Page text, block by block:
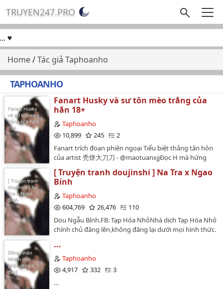
TRUYEN247.PRO
♥
Home/Tác giả Taphoanho
TAPHOANHO
Fanart Husky và sư tôn mèo trắng của
hắn 18+
Taphoanho
10,899
245
2
Fanart trích đoạn phiên ngoại Tiểu biệt thắng tân hôn
của artist 秃饼大刀刀 - @maotuanxjjĐọc H mà hứng
Ziahia nên ai đọc mà bị ám ảnh thì cứ rủa nó nhá!Link
full ko che:
http://taphoanho.home.blog/2020/03/30/husky-va-su-
ton-meo-trang-cua-han-tieu-biet-thang-tan-hon-
Thả ❤ cho artist tại: twitter.com/maotuanxjjTrans:
ÉEdit: NgoanBản dịch thuộc về @Taphoanho, vui lòng
[ Truyện tranh doujinshi ] Na Tra x Ngao
Bính
Taphoanho
604,769
26,476
110
Dou Ngẫu Bính.FB: Tạp Hóa NhỏNhà dịch Tạp Hóa Nhỏ
chính chủ đăng lên,không đăng lại dưới mọi hình thức.
...
Taphoanho
4,917
332
3
…